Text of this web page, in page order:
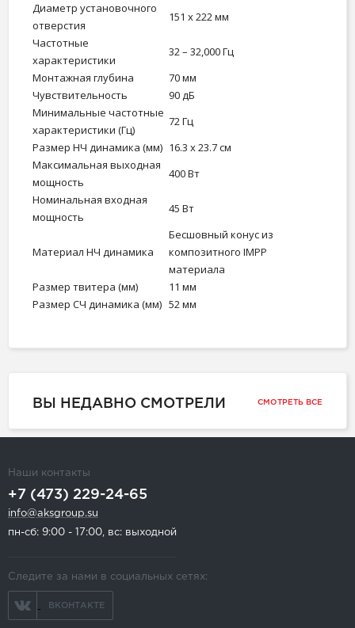
Диаметр установочного
отверстия
151 x 222 мм
Частотные
характеристики
32 – 32,000 Гц
Монтажная глубина
70 мм
Чувствительность
90 дБ
Минимальные частотные
характеристики (Гц)
72 Гц
Размер НЧ динамика (мм) 16.3 x 23.7 см
Максимальная выходная
мощность
400 Вт
Номинальная входная
мощность
45 Вт
Материал НЧ динамика
Бесшовный конус из
композитного IMPP
материала
Размер твитера (мм)
11 мм
Размер СЧ динамика (мм) 52 мм
ВЫ НЕДАВНО СМОТРЕЛИ СМОТРЕТЬ ВСЕ
Наши контакты
+7 (473) 229-24-65
info@aksgroup.su
пн-сб: 9:00 - 17:00, вс: выходной
Следите за нами в социальных сетях:
ВКОНТАКТЕ